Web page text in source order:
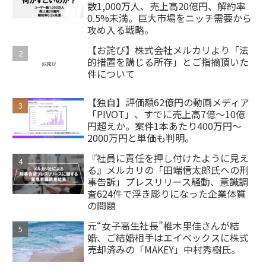
数1,000万人、売上高20億円、解約率
0.5%未満。巨大市場をニッチ需要から
攻め入る戦略。
【お詫び】株式会社メルカリより「法
的措置を講じる所存」とご指摘頂いた
件について
【独自】評価額62億円の動画メディア
「PIVOT」、すでに売上高7億～10億
円超えか。案件1本あたり400万円～
2000万円と単価も判明。
『社員に責任を押し付けたように見え
る』メルカリの「田端信太郎氏への刑
事告訴」プレスリリース騒動、意識調
査624件で浮き彫りになった企業体質
の問題
元“女子高生社長”椎木里佳さんが結
婚、ご結婚相手はエイベックスに株式
売却済みの「MAKEY」中村秀樹氏。